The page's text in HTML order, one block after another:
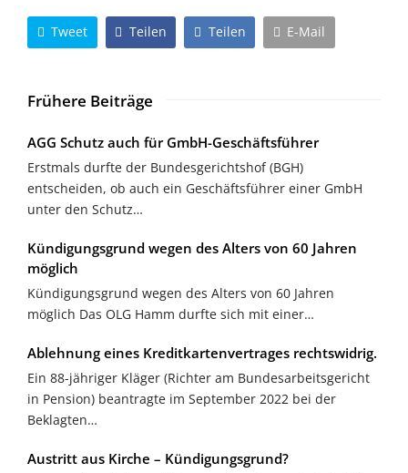
Tweet Teilen Teilen E-Mail
Frühere Beiträge
AGG Schutz auch für GmbH-Geschäftsführer
Erstmals durfte der Bundesgerichtshof (BGH)
entscheiden, ob auch ein Geschäftsführer einer GmbH
unter den Schutz…
Kündigungsgrund wegen des Alters von 60 Jahren
möglich
Kündigungsgrund wegen des Alters von 60 Jahren
möglich Das OLG Hamm durfte sich mit einer…
Ablehnung eines Kreditkartenvertrages rechtswidrig.
Ein 88-jähriger Kläger (Richter am Bundesarbeitsgericht
in Pension) beantragte im September 2022 bei der
Beklagten…
Austritt aus Kirche – Kündigungsgrund?